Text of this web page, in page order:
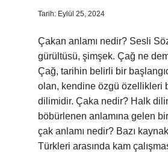
Tarih: Eylül 25, 2024
Çakan anlamı nedir? Sesli
gürültüsü, şimşek. Çağ ne
Çağ, tarihin belirli bir
olan, kendine özgü özellikleri
dilimidir. Çaka nedir? Halk
böbürlenen anlamına gelen
çak anlamı nedir? Bazı
Türkleri arasında kam